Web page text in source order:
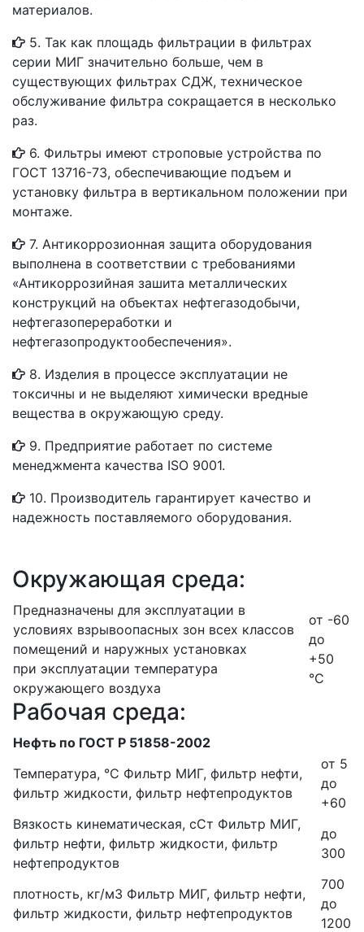
материалов.
5. Так как площадь фильтрации в фильтрах
серии МИГ значительно больше, чем в
существующих фильтрах СДЖ, техническое
обслуживание фильтра сокращается в несколько
раз.
6. Фильтры имеют строповые устройства по
ГОСТ 13716-73, обеспечивающие подъем и
установку фильтра в вертикальном положении при
монтаже.
7. Антикоррозионная защита оборудования
выполнена в соответствии с требованиями
«Антикоррозийная зашита металлических
конструкций на объектах нефтегазодобычи,
нефтегазопереработки и
нефтегазопродуктообеспечения».
8. Изделия в процессе эксплуатации не
токсичны и не выделяют химически вредные
вещества в окружающую среду.
9. Предприятие работает по системе
менеджмента качества ISO 9001.
10. Производитель гарантирует качество и
надежность поставляемого оборудования.
Окружающая среда:
Предназначены для эксплуатации в
условиях взрывоопасных зон всех классов
помещений и наружных установках
при эксплуатации температура
окружающего воздуха
от -60
до
+50
°С
Рабочая среда:
Нефть по ГОСТ Р 51858-2002
Температура, °С Фильтр МИГ, фильтр нефти,
фильтр жидкости, фильтр нефтепродуктов
от 5
до
+60
Вязкость кинематическая, сСт Фильтр МИГ,
фильтр нефти, фильтр жидкости, фильтр
нефтепродуктов
до
300
плотность, кг/м3 Фильтр МИГ, фильтр нефти,
фильтр жидкости, фильтр нефтепродуктов
700
до
1200